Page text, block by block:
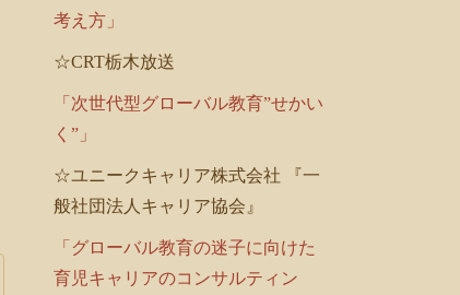
考え方」
☆CRT栃木放送
「次世代型グローバル教育”せかい
く”」
☆ユニークキャリア株式会社 『一
般社団法人キャリア協会』
「グローバル教育の迷子に向けた
育児キャリアのコンサルティン